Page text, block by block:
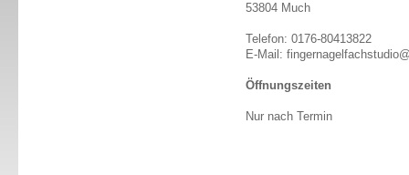
53804 Much
Telefon: 0176-80413822
E-Mail:
Öffnungszeiten
Nur nach Termin